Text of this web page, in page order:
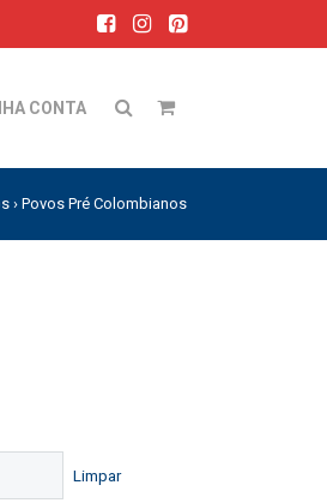
CONTA
› Povos Pré Colombianos
Limpar